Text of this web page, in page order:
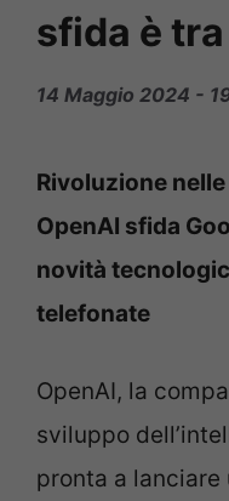
sfida è
14 Maggio 2024 -
Rivoluzione
OpenAI sfida
novità
telefonate
OpenAI, la
sviluppo
pronta a